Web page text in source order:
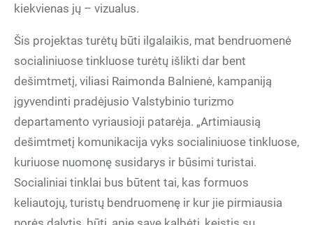
kiekvienas jų – vizualus.
Šis projektas turėtų būti ilgalaikis, mat bendruomenė
socialiniuose tinkluose turėtų išlikti dar bent
dešimtmetį, viliasi Raimonda Balnienė, kampaniją
įgyvendinti pradėjusio Valstybinio turizmo
departamento vyriausioji patarėja. „Artimiausią
dešimtmetį komunikacija vyks socialiniuose tinkluose,
kuriuose nuomonę susidarys ir būsimi turistai.
Socialiniai tinklai bus būtent tai, kas formuos
keliautojų, turistų bendruomenę ir kur jie pirmiausia